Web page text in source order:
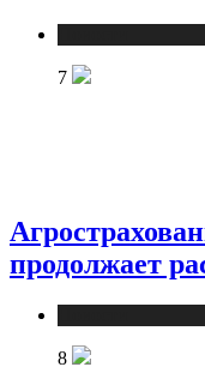
7
продолжает
8